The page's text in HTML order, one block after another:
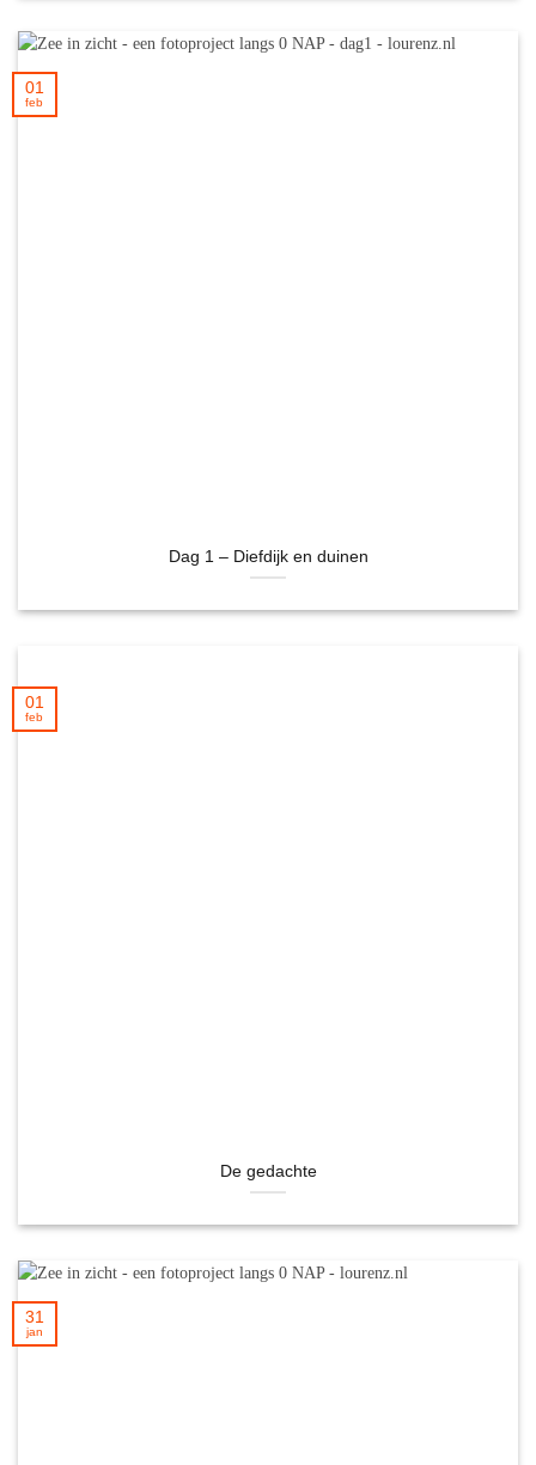
Dag 1 – Diefdijk en duinen
01
feb
De gedachte
01
feb
31
jan